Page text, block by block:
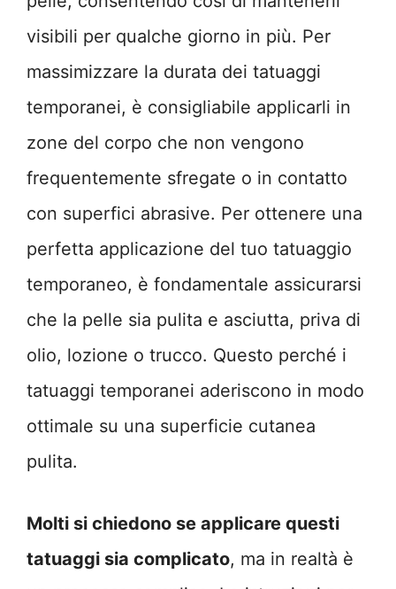
visibili per qualche giorno in più. Per
massimizzare la durata dei tatuaggi
temporanei, è consigliabile applicarli in
zone del corpo che non vengono
frequentemente sfregate o in contatto
con superfici abrasive. Per ottenere una
perfetta applicazione del tuo tatuaggio
temporaneo, è fondamentale assicurarsi
che la pelle sia pulita e asciutta, priva di
olio, lozione o trucco. Questo perché i
tatuaggi temporanei aderiscono in modo
ottimale su una superficie cutanea
pulita.
Molti si chiedono se applicare questi
tatuaggi sia complicato, ma in realtà è